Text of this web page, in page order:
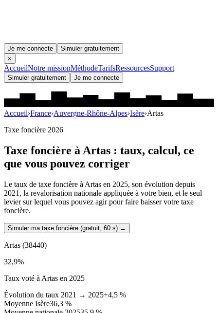
Je me connecte
Simuler gratuitement
×
AccueilNotre missionMéthodeTarifsRessourcesSupport
Simuler gratuitement Je me connecte
Accueil›France›Auvergne-Rhône-Alpes›Isère›Artas
Taxe foncière 2026
Taxe foncière àArtas : taux, calcul, ce
que vous pouvez corriger
Le taux de taxe foncière à Artas en 2025, son évolution depuis
2021, la revalorisation nationale appliquée à votre bien, et le seul
levier sur lequel vous pouvez agir pour faire baisser votre taxe
foncière.
Simuler ma taxe foncière (gratuit, 60 s) →
Artas (38440)
32,9%
Taux voté à Artas en 2025
Évolution du taux 2021 → 2025+4,5 %
Moyenne Isère36,3 %